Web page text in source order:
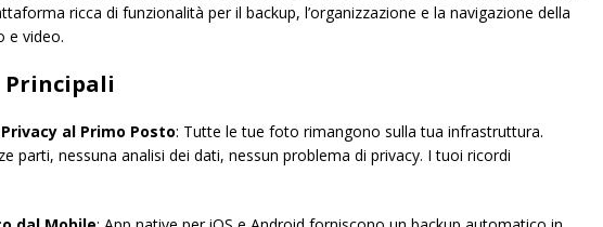
ricca di funzionalità per il backup, l’organizzazione e la navigazione della
e video.
al Primo Posto: Tutte le tue foto rimangono sulla tua infrastruttura.
parti, nessuna analisi dei dati, nessun problema di privacy. I tuoi ricordi